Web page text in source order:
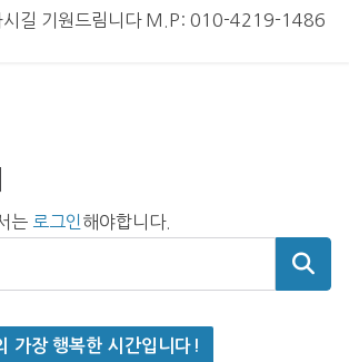
시길 기원드림니다 M.P: 010-4219-1486
는 로그인 해야합니다.
가장 행복한 시간입니다!